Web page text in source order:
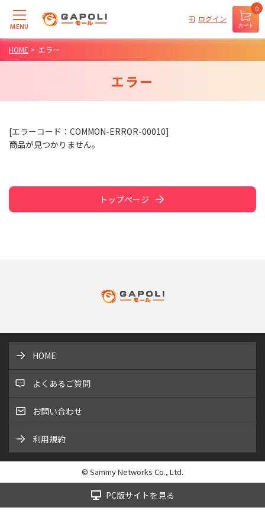
MENU
ログイン
カート
0
HOME > エラー
エラー
[エラーコード：COMMON-ERROR-00010]
商品が見つかりません。
トップページ
HOME
よくあるご質問
お問い合わせ
利用規約
© Sammy Networks Co., Ltd.
PC版サイトを見る